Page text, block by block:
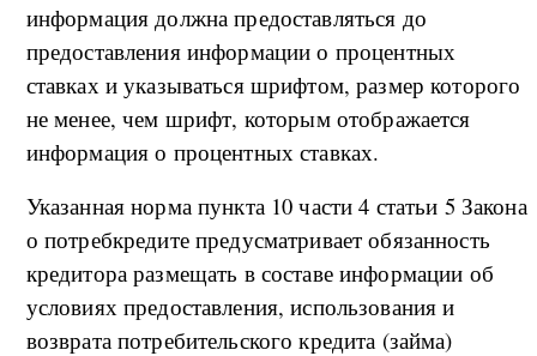
информация должна предоставляться до
предоставления информации о процентных
ставках и указываться шрифтом, размер которого
не менее, чем шрифт, которым отображается
информация о процентных ставках.
Указанная норма пункта 10 части 4 статьи 5 Закона
о потребкредите предусматривает обязанность
кредитора размещать в составе информации об
условиях предоставления, использования и
возврата потребительского кредита (займа)